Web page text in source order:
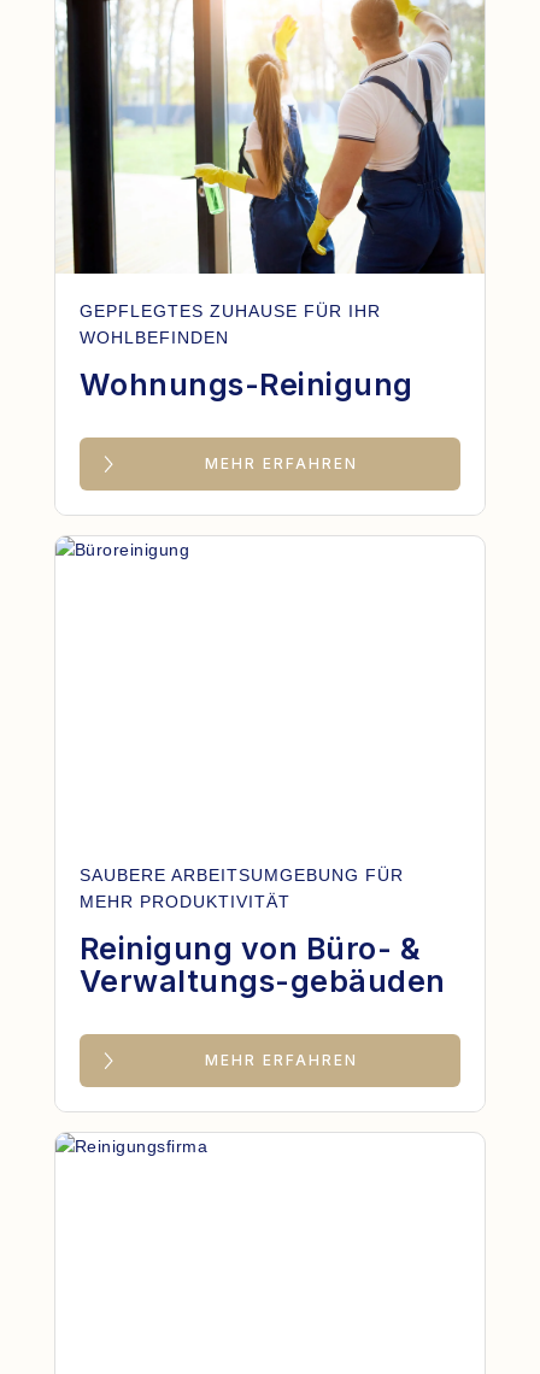
GEPFLEGTES ZUHAUSE FÜR IHR
WOHLBEFINDEN
Wohnungs-Reinigung
MEHR ERFAHREN
SAUBERE ARBEITSUMGEBUNG FÜR
MEHR PRODUKTIVITÄT
Reinigung von Büro- &
Verwaltungs-gebäuden
MEHR ERFAHREN